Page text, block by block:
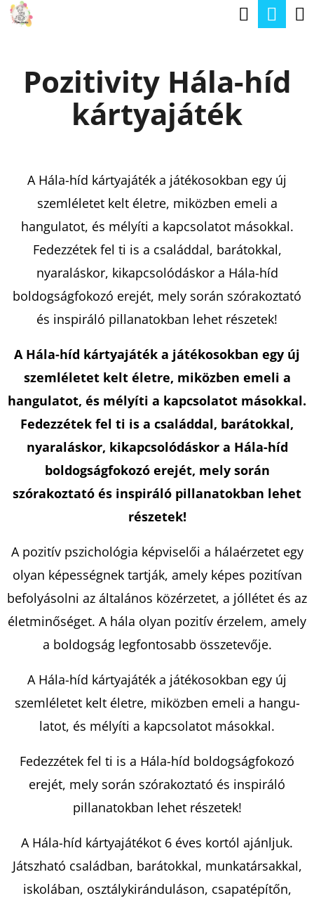
Ugrás
tartalomhoz
Pozitivity Hála-híd
kártyajáték
A Hála-híd kártyajáték a játékosokban egy új
szemléletet kelt életre, miközben emeli a
hangulatot, és mélyíti a kapcsolatot másokkal.
Fedezzétek fel ti is a családdal, barátokkal,
nyaraláskor, kikapcsolódáskor a Hála-híd
boldogságfokozó erejét, mely során szórakoztató
és inspiráló pillanatokban lehet részetek!
A Hála-híd kártyajáték a játékosokban egy új
szemléletet kelt életre, miközben emeli a
hangulatot, és mélyíti a kapcsolatot másokkal.
Fedezzétek fel ti is a családdal, barátokkal,
nyaraláskor, kikapcsolódáskor a Hála-híd
boldogságfokozó erejét, mely során
szórakoztató és inspiráló pillanatokban lehet
részetek!
A pozitív pszichológia képviselői a hálaérzetet egy
olyan képességnek tartják, amely képes pozitívan
befolyásolni az általános közérzetet, a jóllétet és az
életminőséget. A hála olyan pozitív érzelem, amely
a boldogság legfontosabb összetevője.
A Hála-híd kártyajáték a játékosokban egy új
szemléletet kelt életre, miközben emeli a hangu-
latot, és mélyíti a kapcsolatot másokkal.
Fedezzétek fel ti is a Hála-híd boldogságfokozó
erejét, mely során szórakoztató és inspiráló
pillanatokban lehet részetek!
A Hála-híd kártyajátékot 6 éves kortól ajánljuk.
Játszható családban, barátokkal, munkatársakkal,
iskolában, osztálykiránduláson, csapatépítőn,
K
M
KERESÉS
N
L
K
MEGMARADT
€12,90
€17,90